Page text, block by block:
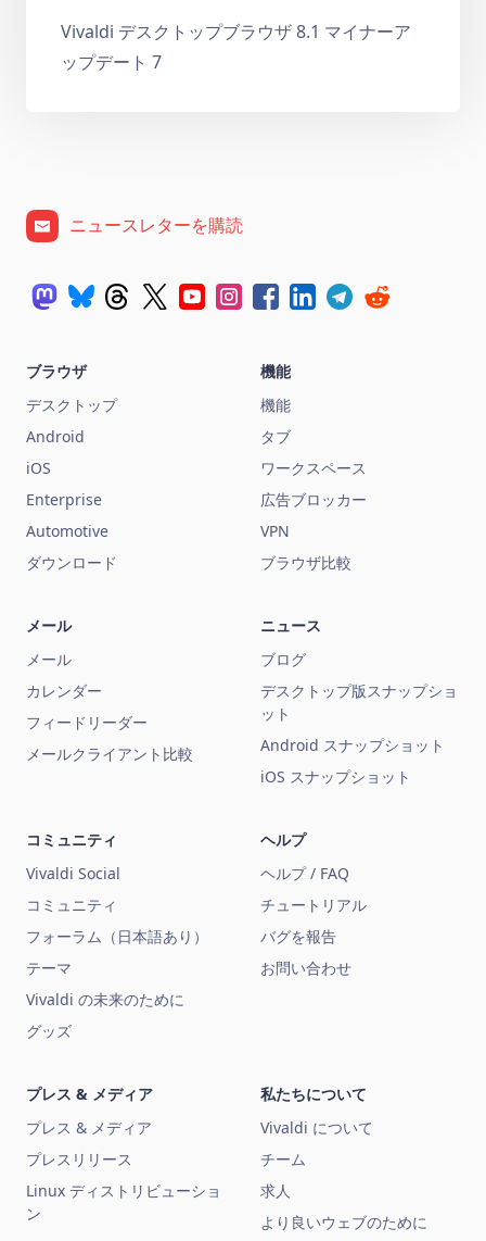
Vivaldi デスクトップブラウザ 8.1 マイナーア
ップデート 7
ニュースレターを購読
ブラウザ
デスクトップ
Android
iOS
Enterprise
Automotive
ダウンロード
機能
機能
タブ
ワークスペース
広告ブロッカー
VPN
ブラウザ比較
メール
メール
カレンダー
フィードリーダー
メールクライアント比較
ニュース
ブログ
デスクトップ版スナップショ
ット
Android スナップショット
iOS スナップショット
コミュニティ
Vivaldi Social
コミュニティ
フォーラム（日本語あり）
テーマ
Vivaldi の未来のために
グッズ
ヘルプ
ヘルプ / FAQ
チュートリアル
バグを報告
お問い合わせ
プレス & メディア
プレス & メディア
プレスリリース
Linux ディストリビューショ
ン
私たちについて
Vivaldi について
チーム
求人
より良いウェブのために